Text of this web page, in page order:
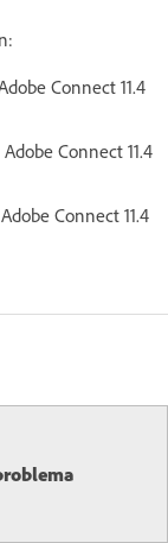
Connect 11.4
Connect 11.4
Connect 11.4